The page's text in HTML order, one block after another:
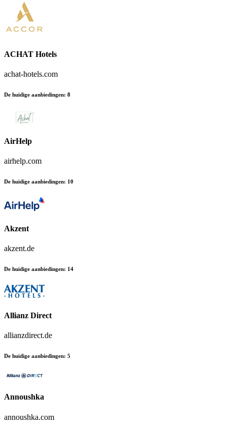
ACHAT Hotels
achat-hotels.com
De huidige aanbiedingen: 8
AirHelp
airhelp.com
De huidige aanbiedingen: 10
Akzent
akzent.de
De huidige aanbiedingen: 14
Allianz Direct
allianzdirect.de
De huidige aanbiedingen: 5
Annoushka
annoushka.com